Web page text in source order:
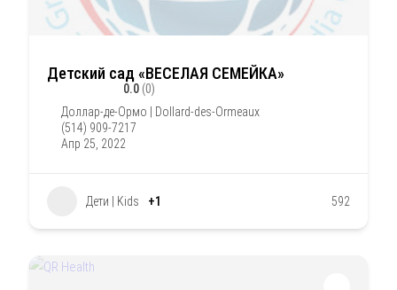
Детский сад «ВЕСЕЛАЯ СЕМЕЙКА»
0.0 (0)
Доллар-де-Ормо | Dollard-des-Ormeaux
(514) 909-7217
Апр 25, 2022
Дети | Kids +1 592